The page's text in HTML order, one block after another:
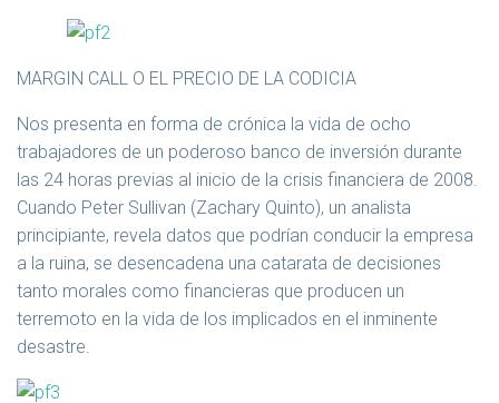
MARGIN CALL O EL PRECIO DE LA CODICIA
Nos presenta en forma de crónica la vida de ocho
trabajadores de un poderoso banco de inversión durante
las 24 horas previas al inicio de la crisis financiera de 2008.
Cuando Peter Sullivan (Zachary Quinto), un analista
principiante, revela datos que podrían conducir la empresa
a la ruina, se desencadena una catarata de decisiones
tanto morales como financieras que producen un
terremoto en la vida de los implicados en el inminente
desastre.